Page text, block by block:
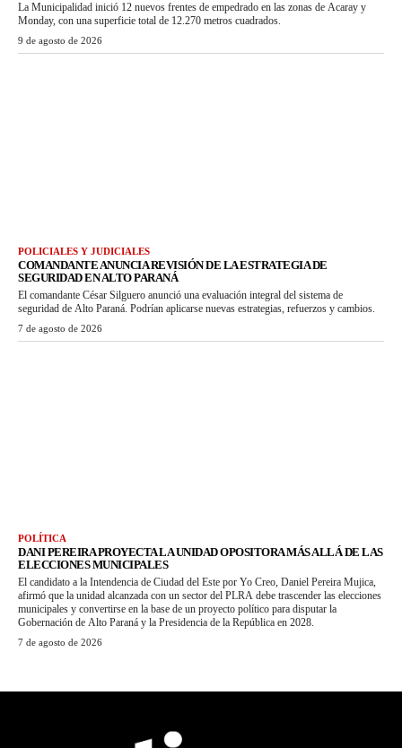
La Municipalidad inició 12 nuevos frentes de empedrado en las zonas de Acaray y
Monday, con una superficie total de 12.270 metros cuadrados.
9 de agosto de 2026
POLICIALES Y JUDICIALES
COMANDANTE ANUNCIA REVISIÓN DE LA ESTRATEGIA DE
SEGURIDAD EN ALTO PARANÁ
El comandante César Silguero anunció una evaluación integral del sistema de
seguridad de Alto Paraná. Podrían aplicarse nuevas estrategias, refuerzos y cambios.
7 de agosto de 2026
POLÍTICA
DANI PEREIRA PROYECTA LA UNIDAD OPOSITORA MÁS ALLÁ DE LAS
ELECCIONES MUNICIPALES
El candidato a la Intendencia de Ciudad del Este por Yo Creo, Daniel Pereira Mujica,
afirmó que la unidad alcanzada con un sector del PLRA debe trascender las elecciones
municipales y convertirse en la base de un proyecto político para disputar la
Gobernación de Alto Paraná y la Presidencia de la República en 2028.
7 de agosto de 2026